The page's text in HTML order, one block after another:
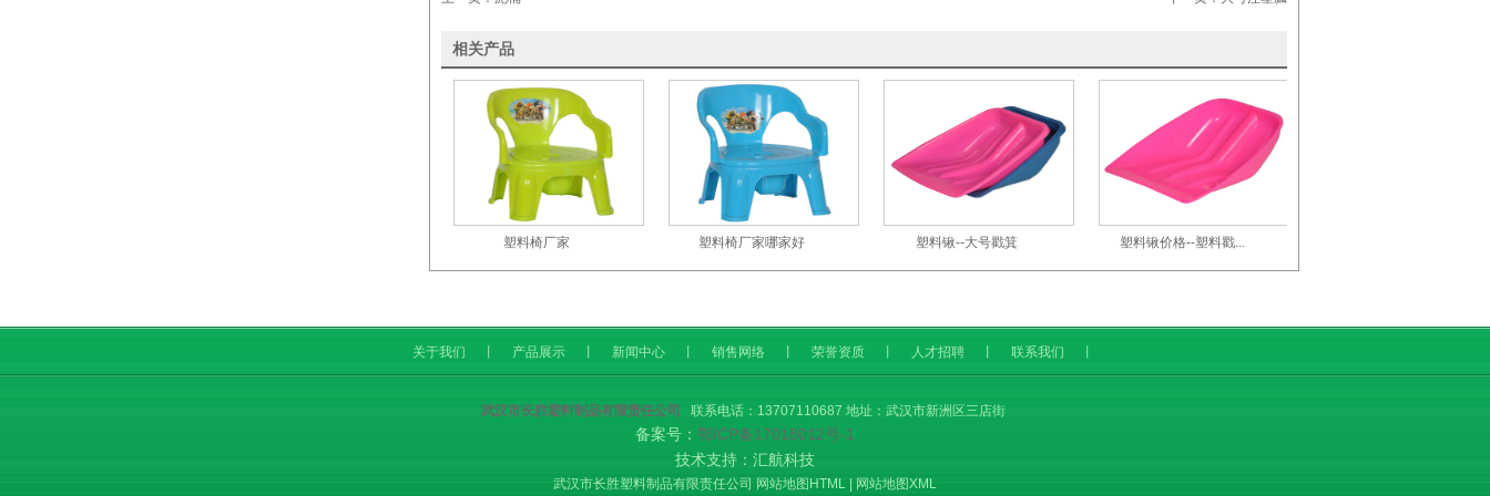
相关产品
塑料椅厂家 塑料椅厂家哪家好 塑料锹--大号戳箕 塑料锹价格--塑料戳...
关于我们 产品展示 新闻中心 销售网络 荣誉资质 人才招聘 联系我们
武汉市长胜塑料制品有限责任公司 联系电话：13707110687 地址：武汉市新洲区三店街
备案号： 鄂ICP备17018012号-1
技术支持：汇航科技
武汉市长胜塑料制品有限责任公司 网站地图HTML 网站地图XML